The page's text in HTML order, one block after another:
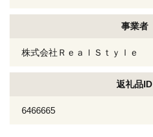
事業者
株式会社ＲｅａｌＳｔｙｌｅ
返礼品ID
6466665